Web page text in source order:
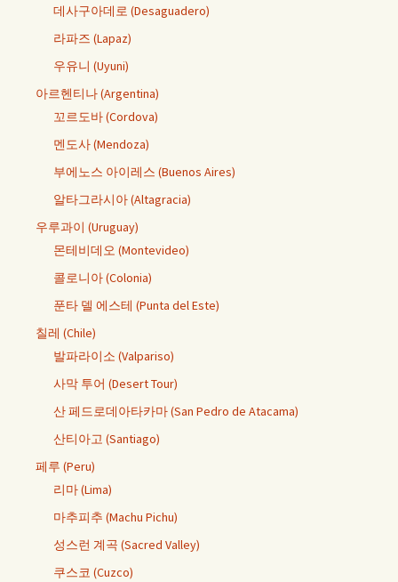
데사구아데로 (Desaguadero)
라파즈 (Lapaz)
우유니 (Uyuni)
아르헨티나 (Argentina)
꼬르도바 (Cordova)
멘도사 (Mendoza)
부에노스 아이레스 (Buenos Aires)
알타그라시아 (Altagracia)
우루과이 (Uruguay)
몬테비데오 (Montevideo)
콜로니아 (Colonia)
푼타 델 에스테 (Punta del Este)
칠레 (Chile)
발파라이소 (Valpariso)
사막 투어 (Desert Tour)
산 페드로데아타카마 (San Pedro de Atacama)
산티아고 (Santiago)
페루 (Peru)
리마 (Lima)
마추피추 (Machu Pichu)
성스런 계곡 (Sacred Valley)
쿠스코 (Cuzco)